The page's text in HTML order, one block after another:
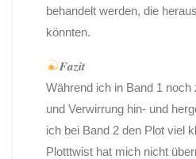
behandelt werden, die
könnten.
𝑭𝒂𝒛𝒊𝒕
Während ich in Band 1
und Verwirrung hin- und
ich bei Band 2 den Plot viel
Plotttwist hat mich nicht